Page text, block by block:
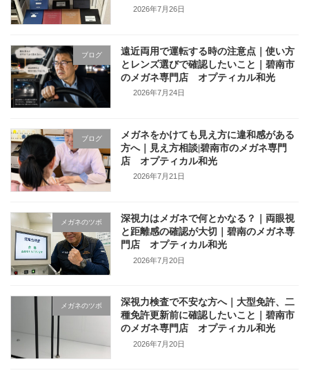
2026年7月26日
ブログ
遠近両用で運転する時の注意点｜使い方
とレンズ選びで確認したいこと｜碧南市
のメガネ専門店 オプティカル和光
2026年7月24日
ブログ
メガネをかけても見え方に違和感がある
方へ｜見え方相談|碧南市のメガネ専門
店 オプティカル和光
2026年7月21日
メガネのツボ
深視力はメガネで何とかなる？｜両眼視
と距離感の確認が大切｜碧南のメガネ専
門店 オプティカル和光
2026年7月20日
メガネのツボ
深視力検査で不安な方へ｜大型免許、二
種免許更新前に確認したいこと｜碧南市
のメガネ専門店 オプティカル和光
2026年7月20日